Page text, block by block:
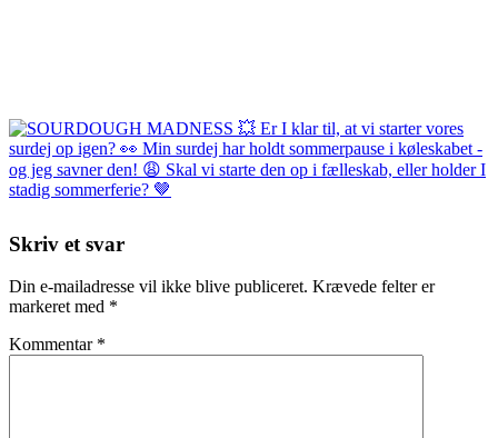
Skriv et svar
Din e-mailadresse vil ikke blive publiceret. Krævede felter er
markeret med *
Kommentar *